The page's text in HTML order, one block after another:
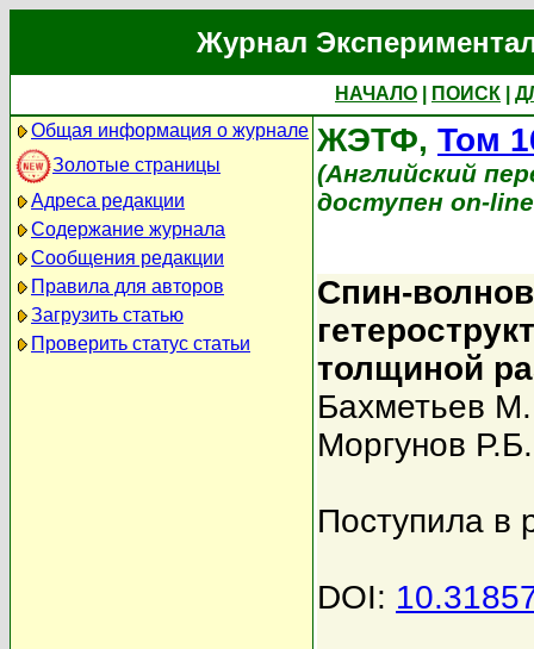
Журнал
НАЧАЛО ПОИСК
Общая информация о журнале
Золотые страницы
Адреса редакции
Содержание журнала
Сообщения редакции
Правила для авторов
Загрузить статью
Проверить статус статьи
ЖЭТФ, Том
(Английский
доступен on-
Спин-
толщиной
Бахметьев
Моргунов Р.Б.
Поступила в
DOI: